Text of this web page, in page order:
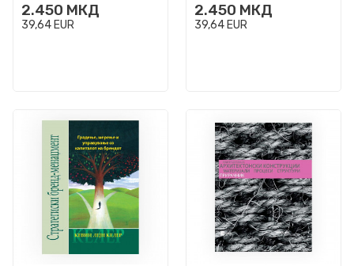
2.450 МКД
39,64 EUR
2.450 МКД
39,64 EUR